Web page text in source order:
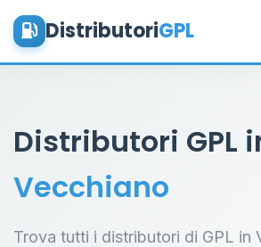
DistributoriGPL
Distributori GPL
Vecchiano
Trova tutti i distributori di GPL in